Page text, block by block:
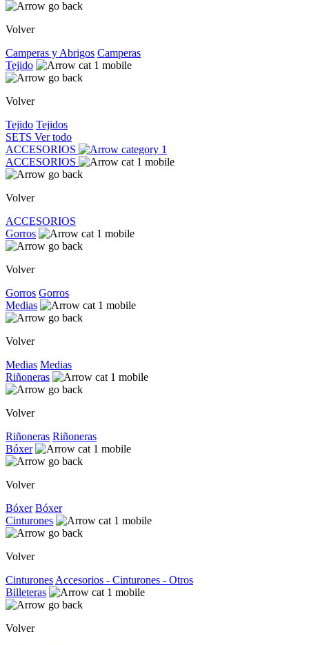
Volver
Camperas y Abrigos Camperas
Tejido
Volver
Tejido Tejidos
SETS Ver todo
ACCESORIOS
ACCESORIOS
Volver
ACCESORIOS
Gorros
Volver
Gorros Gorros
Medias
Volver
Medias Medias
Riñoneras
Volver
Riñoneras Riñoneras
Bóxer
Volver
Bóxer Bóxer
Cinturones
Volver
Cinturones Accesorios - Cinturones - Otros
Billeteras
Volver